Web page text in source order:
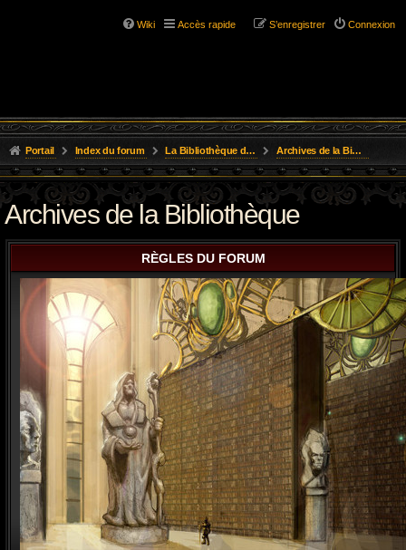
Wiki Accès rapide Connexion
S’enregistrer
Portail Index du forum La Bibliothèque de l'Aube Archives de la Bibliothèque
Archives de la Bibliothèque
RÈGLES DU FORUM